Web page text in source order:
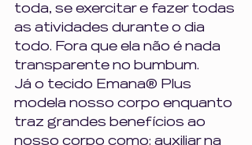
toda, se exercitar e fazer todas
as atividades durante o dia
todo. Fora que ela não é nada
transparente no bumbum.
Já o tecido Emana® Plus
modela nosso corpo enquanto
traz grandes benefícios ao
nosso corpo como: auxiliar na